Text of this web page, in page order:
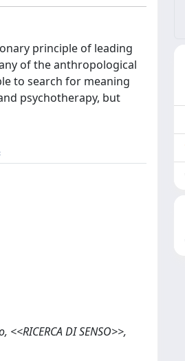
principle of leading
of the anthropological
to search for meaning
psychotherapy, but
DI SENSO>>,